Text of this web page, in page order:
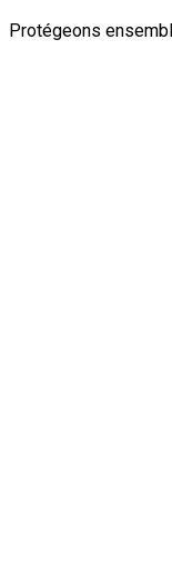
Protégeons